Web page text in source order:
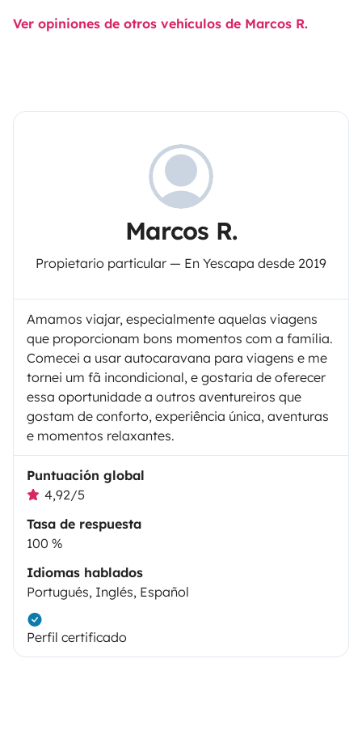
Ver opiniones de otros vehículos de Marcos R.
Marcos R.
Propietario particular — En Yescapa desde 2019
Amamos viajar, especialmente aquelas viagens
que proporcionam bons momentos com a família.
Comecei a usar autocaravana para viagens e me
tornei um fã incondicional, e gostaria de oferecer
essa oportunidade a outros aventureiros que
gostam de conforto, experiência única, aventuras
e momentos relaxantes.
Puntuación global
4,92/5
Tasa de respuesta
100 %
Idiomas hablados
Portugués, Inglés, Español
Perfil certificado